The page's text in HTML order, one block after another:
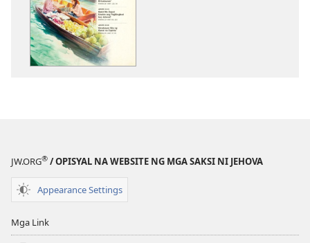
SA
SA
JW.ORG® / OPISYAL NA WEBSITE NG MGA SAKSI NI JEHOVA
Appearance Settings
Mga Link